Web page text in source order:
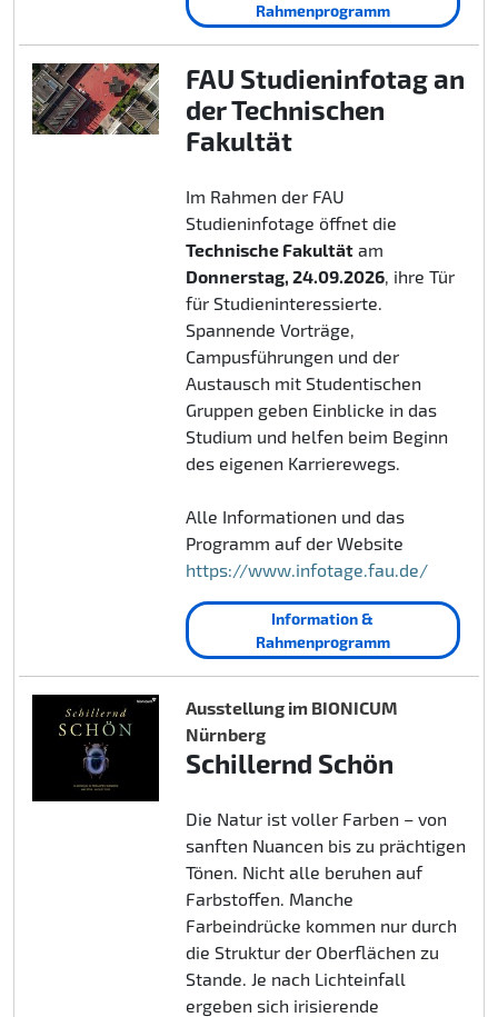
Rahmenprogramm
FAU Studieninfotag an
der Technischen
Fakultät
Im Rahmen der FAU
Studieninfotage öffnet die
Technische Fakultätam
Donnerstag, 24.09.2026, ihre Tür
für Studieninteressierte.
Spannende Vorträge,
Campusführungen und der
Austausch mit Studentischen
Gruppen geben Einblicke in das
Studium und helfen beim Beginn
des eigenen Karrierewegs.
Alle Informationen und das
Programm auf der Website
https://www.infotage.fau.de/
Information &
Rahmenprogramm
Ausstellung im BIONICUM
Nürnberg
Schillernd Schön
Die Natur ist voller Farben – von
sanften Nuancen bis zu prächtigen
Tönen. Nicht alle beruhen auf
Farbstoffen. Manche
Farbeindrücke kommen nur durch
die Struktur der Oberflächen zu
Stande. Je nach Lichteinfall
ergeben sich irisierende